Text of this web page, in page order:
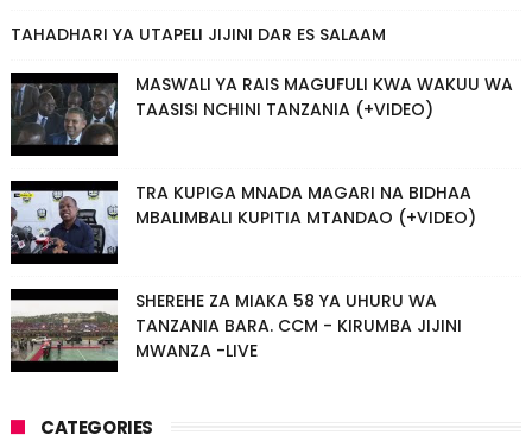
TAHADHARI YA UTAPELI JIJINI DAR ES SALAAM
MASWALI YA RAIS MAGUFULI KWA WAKUU WA
TAASISI NCHINI TANZANIA (+VIDEO)
TRA KUPIGA MNADA MAGARI NA BIDHAA
MBALIMBALI KUPITIA MTANDAO (+VIDEO)
SHEREHE ZA MIAKA 58 YA UHURU WA
TANZANIA BARA. CCM - KIRUMBA JIJINI
MWANZA -LIVE
CATEGORIES